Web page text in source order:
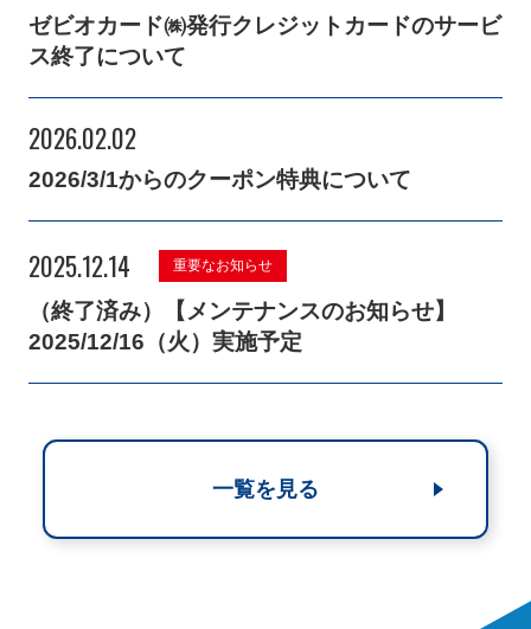
ゼビオカード㈱発行クレジットカードのサービ
ス終了について
2026.02.02
2026/3/1からのクーポン特典について
2025.12.14 重要なお知らせ
（終了済み）【メンテナンスのお知らせ】
2025/12/16（火）実施予定
一覧を見る